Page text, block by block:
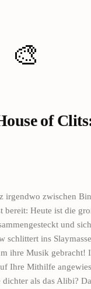
🎨
of
irgendwo zwischen
bereit: Heute ist die
und
ins
ihre Musik gebracht!
Ihre Mithilfe
als das Alibi?